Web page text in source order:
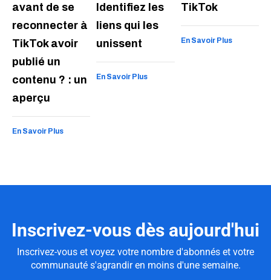
avant de se
reconnecter à
TikTok avoir
publié un
contenu ? : un
aperçu
En Savoir Plus
Identifiez les
liens qui les
unissent
En Savoir Plus
TikTok
En Savoir Plus
Inscrivez-vous dès aujourd'hui
Inscrivez-vous et voyez votre nombre d'abonnés et votre
communauté s'agrandir en moins d'une semaine.